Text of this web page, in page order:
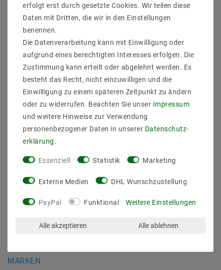
Ihr Shop-Konto
Barrierefreiheitserklärung
Vertrag widerrufen
SICHER BEZAHLEN
MARKEN
erfolgt erst durch gesetzte Cookies. Wir teilen diese
Daten mit Dritten, die wir in den Einstellungen
benennen.
Die Datenverarbeitung kann mit Einwilligung oder
aufgrund eines berechtigten Interesses erfolgen. Die
Zustimmung kann erteilt oder abgelehnt werden. Es
besteht das Recht, nicht einzuwilligen und die
Einwilligung zu einem späteren Zeitpunkt zu ändern
oder zu widerrufen. Beachten Sie unser Impressum
und weitere Hinweise zur Verwendung
personenbezogener Daten in unserer Daten­schutz­
erklärung.
Essenziell Statistik Marketing
Externe Medien DHL Wunschzustellung
PayPal Funktional Weitere Einstellungen
Alle akzeptieren Alle ablehnen